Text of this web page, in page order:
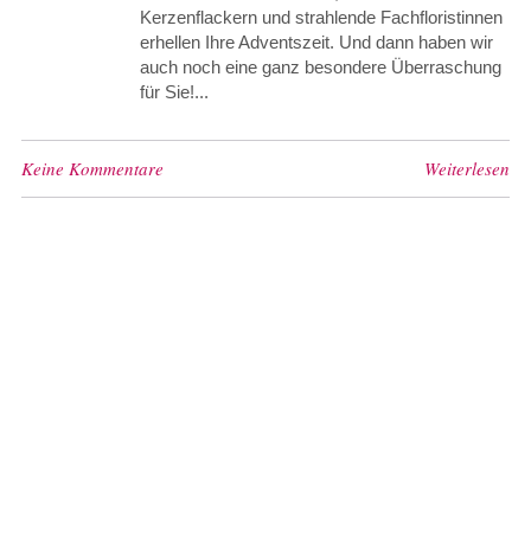
Kerzenflackern und strahlende Fachfloristinnen
erhellen Ihre Adventszeit. Und dann haben wir
auch noch eine ganz besondere Überraschung
für Sie!...
Keine Kommentare Weiterlesen